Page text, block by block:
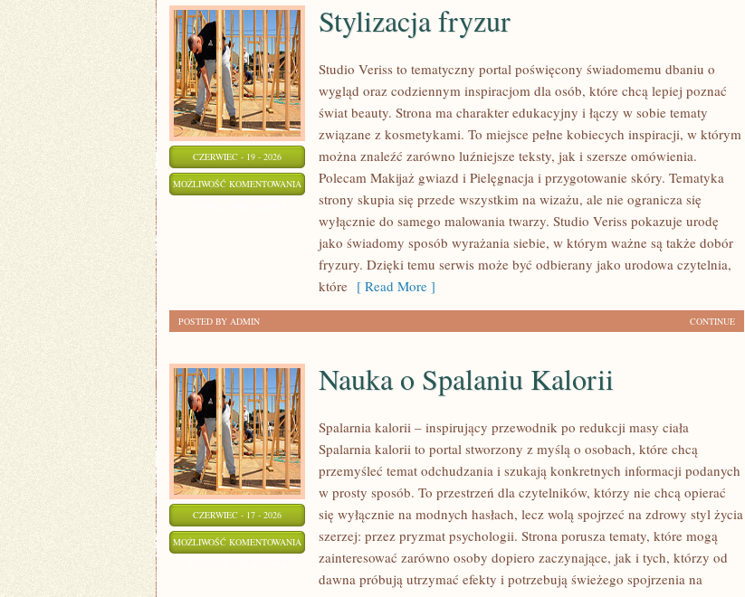
CZERWIEC - 19 - 2026
MOŻLIWOŚĆ KOMENTOWANIA STYLIZACJA
FRYZUR
Stylizacja fryzur
Studio Veriss to tematyczny portal poświęcony świadomemu dbaniu o
wygląd oraz codziennym inspiracjom dla osób, które chcą lepiej poznać
świat beauty. Strona ma charakter edukacyjny i łączy w sobie tematy
związane z kosmetykami. To miejsce pełne kobiecych inspiracji, w którym
można znaleźć zarówno luźniejsze teksty, jak i szersze omówienia.
Polecam Makijaż gwiazd i Pielęgnacja i przygotowanie skóry. Tematyka
strony skupia się przede wszystkim na wizażu, ale nie ogranicza się
wyłącznie do samego malowania twarzy. Studio Veriss pokazuje urodę
jako świadomy sposób wyrażania siebie, w którym ważne są także dobór
fryzury. Dzięki temu serwis może być odbierany jako urodowa czytelnia,
które [ Read More ]
CONTINUE
POSTED BY ADMIN
CZERWIEC - 17 - 2026
MOŻLIWOŚĆ KOMENTOWANIA NAUKA
SPALANIU
Nauka o Spalaniu Kalorii
Spalarnia kalorii – inspirujący przewodnik po redukcji masy ciała
Spalarnia kalorii to portal stworzony z myślą o osobach, które chcą
przemyśleć temat odchudzania i szukają konkretnych informacji podanych
w prosty sposób. To przestrzeń dla czytelników, którzy nie chcą opierać
się wyłącznie na modnych hasłach, lecz wolą spojrzeć na zdrowy styl życia
szerzej: przez pryzmat psychologii. Strona porusza tematy, które mogą
zainteresować zarówno osoby dopiero zaczynające, jak i tych, którzy od
dawna próbują utrzymać efekty i potrzebują świeżego spojrzenia na